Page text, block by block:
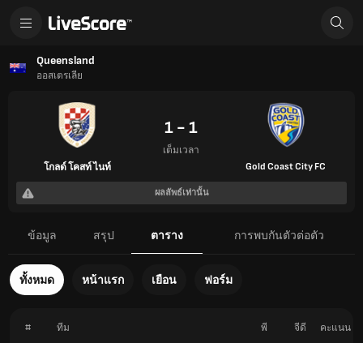
Queensland
ออสเตรเลีย
โกลด์ โคสท์ ไนท์
1 - 1
เต็มเวลา
Gold Coast City FC
ผลลัพธ์เท่านั้น
ข้อมูล สรุป ตาราง การพบกันตัวต่อตัว
ทั้งหมด หน้าแรก เยือน ฟอร์ม
# ทีม พี จีดี คะแนน